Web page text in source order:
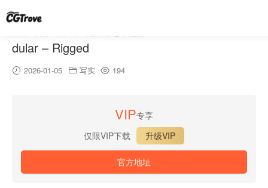
dular – Rigged
2026-01-05 写实 194
VIP专享
仅限VIP下载
升级VIP
官方地址